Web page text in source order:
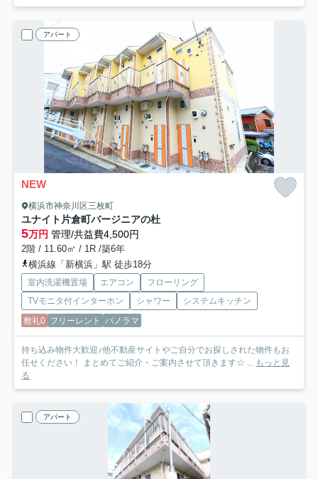
アパート
NEW
横浜市神奈川区三枚町
ユナイト片倉町バージニアの杜
5万円 管理/共益費4,500円
2階 / 11.60㎡ / 1R /築6年
横浜線「新横浜」駅 徒歩18分
室内洗濯機置場 エアコン
フローリング
TVモニタ付インターホン
シャワー
システムキッチン
敷礼0 フリーレント パノラマ
持ち込み物件大歓迎♪他不動産サイトやご自分でお探しされた物件もお
任せください！ まとめてご紹介・ご案内させて頂きます☆ ... もっと見
る
アパート